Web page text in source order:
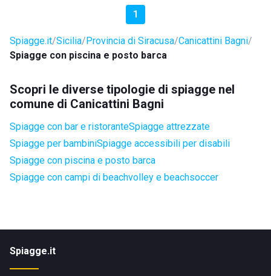
1
Spiagge.it Sicilia Provincia di Siracusa Canicattini Bagni
Spiagge con piscina e posto barca
Scopri le diverse tipologie di spiagge nel
comune di Canicattini Bagni
Spiagge con bar e ristoranteSpiagge attrezzate
Spiagge per bambiniSpiagge accessibili per disabili
Spiagge con piscina e posto barca
Spiagge con campi di beachvolley e beachsoccer
Spiagge.it